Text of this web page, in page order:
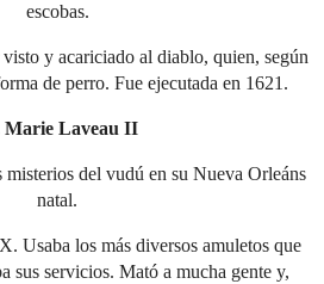
escobas.
y acariciado al diablo, quien, según
de perro. Fue ejecutada en 1621.
Marie Laveau II
del vudú en su Nueva Orleáns
natal.
Usaba los más diversos amuletos que
sus servicios. Mató a mucha gente y,